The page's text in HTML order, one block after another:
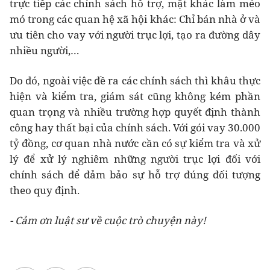
trực tiếp các chính sách hỗ trợ, mặt khác làm méo
mó trong các quan hệ xã hội khác: Chỉ bán nhà ở và
ưu tiên cho vay với người trục lợi, tạo ra đường dây
nhiều người,…
Do đó, ngoài việc đề ra các chính sách thì khâu thực
hiện và kiểm tra, giám sát cũng không kém phần
quan trọng và nhiều trường hợp quyết định thành
công hay thất bại của chính sách. Với gói vay 30.000
tỷ đồng, cơ quan nhà nước cần có sự kiểm tra và xử
lý để xử lý nghiêm những người trục lợi đối với
chính sách để đảm bảo sự hỗ trợ đúng đối tượng
theo quy định.
- Cảm ơn luật sư về cuộc trò chuyện này!